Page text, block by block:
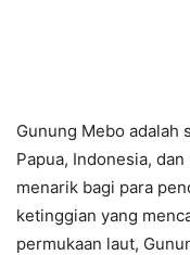
Gunung Mebo adalah
Papua, Indonesia,
menarik bagi para
ketinggian yang
permukaan laut,